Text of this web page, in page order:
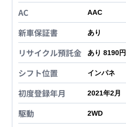
AC AAC
新車保証書 あり
リサイクル預託金 あり 8190円
シフト位置 インパネ
初度登録年月 2021年2月
駆動 2WD